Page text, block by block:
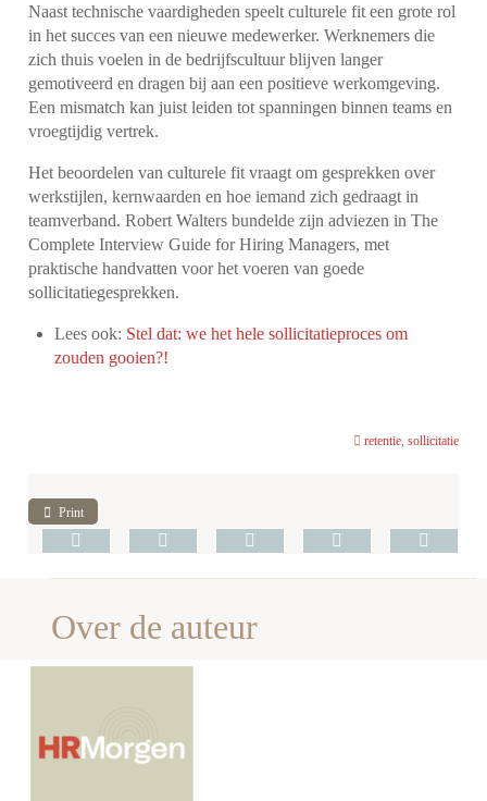
Naast technische vaardigheden speelt culturele fit een grote rol
in het succes van een nieuwe medewerker. Werknemers die
zich thuis voelen in de bedrijfscultuur blijven langer
gemotiveerd en dragen bij aan een positieve werkomgeving.
Een mismatch kan juist leiden tot spanningen binnen teams en
vroegtijdig vertrek.
Het beoordelen van culturele fit vraagt om gesprekken over
werkstijlen, kernwaarden en hoe iemand zich gedraagt in
teamverband. Robert Walters bundelde zijn adviezen in The
Complete Interview Guide for Hiring Managers, met
praktische handvatten voor het voeren van goede
sollicitatiegesprekken.
Lees ook: Stel dat: we het hele sollicitatieproces om
zouden gooien?!
retentie, sollicitatie
Print
Over de auteur